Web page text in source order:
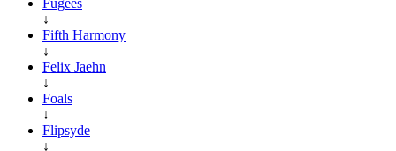
↓
Fifth Harmony
↓
Felix Jaehn
↓
Foals
↓
Flipsyde
↓